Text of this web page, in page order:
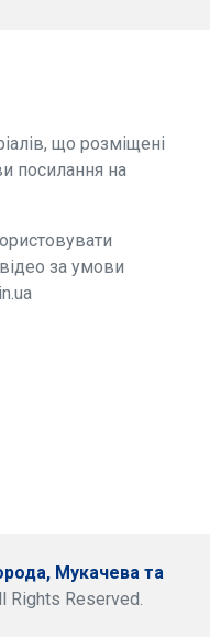
що розміщені
посилання на
за умови
Мукачева та
Rights Reserved.